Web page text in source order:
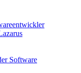
Software